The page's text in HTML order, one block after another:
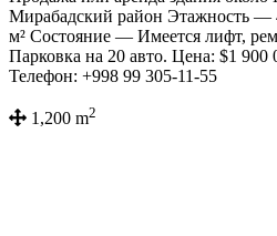
Мирабадский район Этажность
м² Состояние — Имеется лифт,
Парковка на 20 авто. Цена: $1 900
Телефон: +998 99 305-11-55
1,200 m2